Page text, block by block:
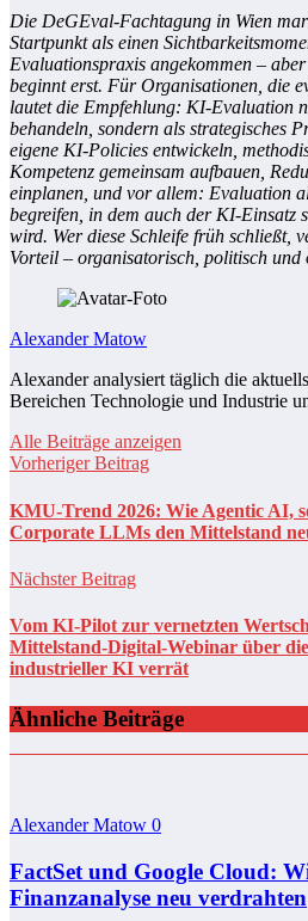
Die DeGEval-Fachtagung in Wien
Startpunkt als einen
Evaluationspraxis angekommen –
beginnt erst. Für Organisationen, die
lautet die Empfehlung: KI-Evaluation
behandeln, sondern als strategisches
eigene KI-Policies entwickeln,
Kompetenz gemeinsam aufbauen,
einplanen, und vor allem: Evaluation
begreifen, in dem auch der KI-Einsatz
wird. Wer diese Schleife früh schließt,
Vorteil – organisatorisch, politisch und
Alexander Matow
Alexander analysiert täglich die
Bereichen Technologie und Industrie
Alle Beiträge anzeigen
Vorheriger Beitrag
KMU-Trend 2026: Wie Agentic AI,
Corporate LLMs den Mittelstand
Nächster Beitrag
Vom KI-Pilot zur vernetzten
Mittelstand-Digital-Webinar über die
industrieller KI verrät
Ähnliche Beiträge
Alexander Matow 0
FactSet und Google Cloud:
Finanzanalyse neu verdrahten